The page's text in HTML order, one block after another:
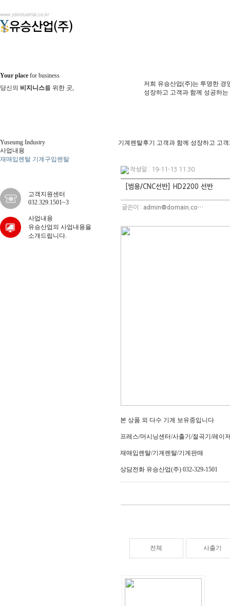
Your place for business
당신의 비지니스를 위한 곳,
저희 유승산업(주)는 투명한 경
성장하고 고객과 함께 성공하
Yuseumg Industry
사업내용
재매입렌탈 기계구입렌탈
고객지원센터
032.329.1501~3
사업내용
유승산업의 사업내용을
소개드립니다.
기계렌탈후기 고객과 함께 성장하고 고
작성일 : 19-11-13 11:30
[범용/CNC선반] HD2200 선반
글쓴이 : admin@domain.co…
본 상품 외 다수 기계 보유중입니다
프레스/머시닝센터/사출기/절곡기/레이
재매입렌탈/기계렌탈/기계판매
상담전화 유승산업(주) 032-329-1501
전체 사출기